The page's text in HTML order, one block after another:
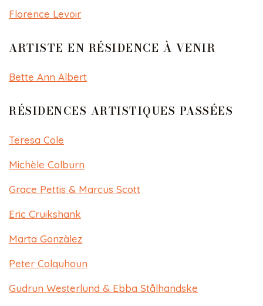
Florence Levoir
ARTISTE EN RÉSIDENCE À VENIR
Bette Ann Albert
RÉSIDENCES ARTISTIQUES PASSÉES
Teresa Cole​​
Michèle Colburn​​
Grace Pettis & Marcus Scott​​
Eric Cruikshank
Marta Gonzàlez
Peter Colquhoun
Gudrun Westerlund & Ebba Stålhandske